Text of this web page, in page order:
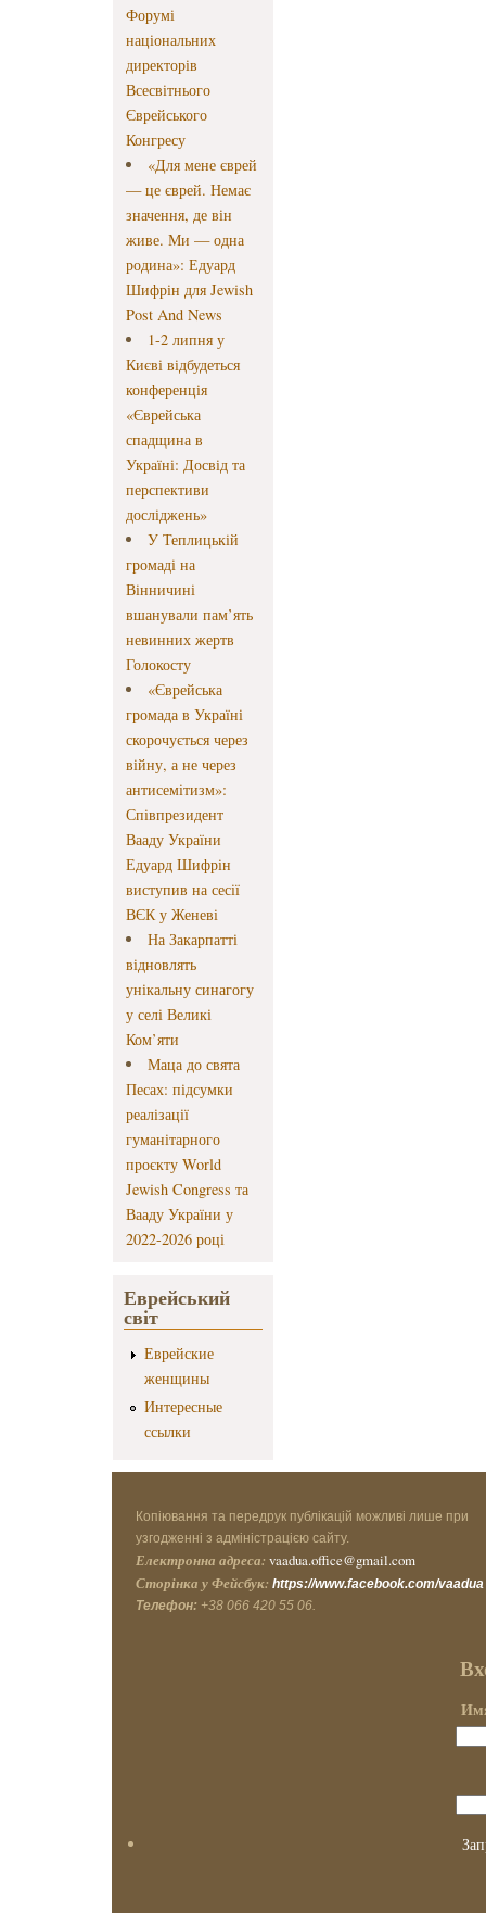
Форумі
національних
директорів
Всесвітнього
Єврейського
Конгресу
«Для мене єврей
— це єврей. Немає
значення, де він
живе. Ми — одна
родина»: Едуард
Шифрін для Jewish
Post And News
1-2 липня у
Києві відбудеться
конференція
«Єврейська
спадщина в
Україні: Досвід та
перспективи
досліджень»
У Теплицькій
громаді на
Вінничині
вшанували пам’ять
невинних жертв
Голокосту
«Єврейська
громада в Україні
скорочується через
війну, а не через
антисемітизм»:
Співпрезидент
Вааду України
Едуард Шифрін
виступив на сесії
ВЄК у Женеві
На Закарпатті
відновлять
унікальну синагогу
у селі Великі
Ком’яти
Маца до свята
Песах: підсумки
реалізації
гуманітарного
проєкту World
Jewish Congress та
Вааду України у
2022-2026 році
Еврейський
світ
Еврейские
женщины
Интересные
ссылки
Копіювання та передрук публікацій можливі лише при
узгодженні з адміністрацією сайту.
Електронна адреса: vaadua.office@gmail.com
Сторінка у Фейсбук: https://www.facebook.com/vaadua
Телефон: +38 066 420 55 06.